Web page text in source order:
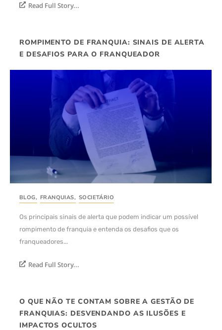
Read Full Story...
ROMPIMENTO DE FRANQUIA: SINAIS DE ALERTA
E DESAFIOS PARA O FRANQUEADOR
BLOG, FRANQUIAS, SOCIETÁRIO
Os principais sinais de alerta que podem indicar um possível
rompimento de franquia e entenda os desafios que os
franqueadores...
Read Full Story...
O QUE NÃO TE CONTAM SOBRE A GESTÃO DE
FRANQUIAS: DESVENDANDO AS ILUSÕES E
IMPACTOS OCULTOS